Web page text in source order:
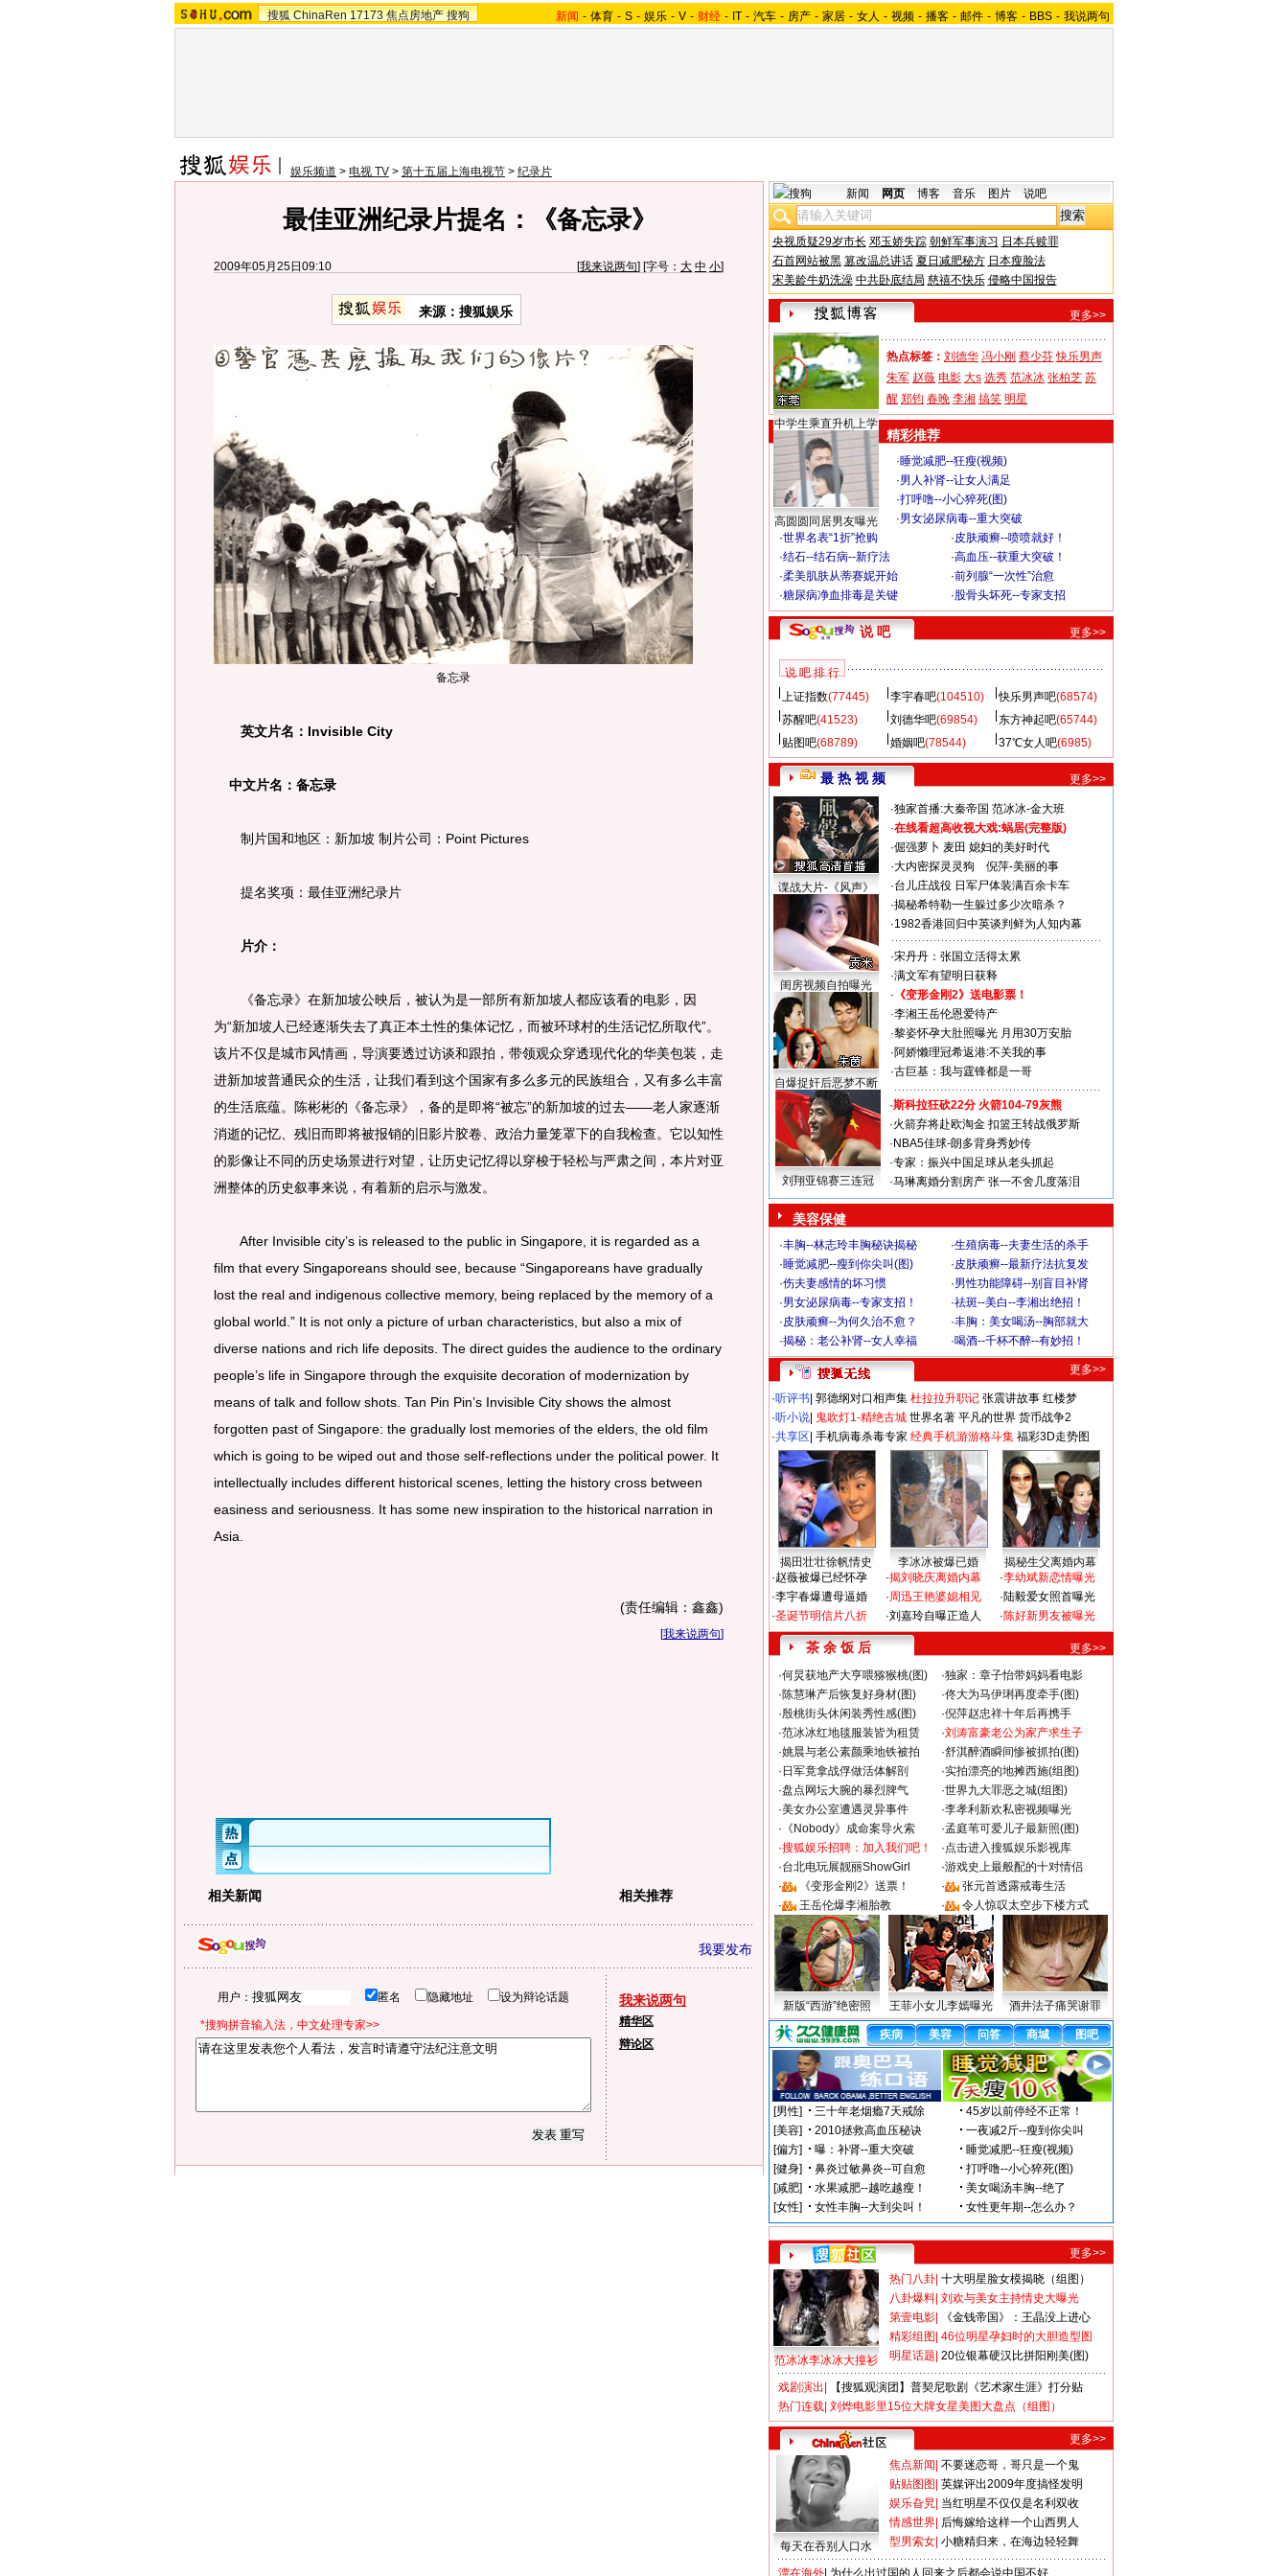
搜狐 ChinaRen 17173 焦点房地产 搜狗 新闻 - 体育 - S - 娱乐 - V - 财经 - IT - 汽车 - 房产 - 家居 - 女人 - 视频 - 播客 - 邮件 - 博客 - BBS - 我说两句
娱乐频道 > 电视 TV > 第十五届上海电视节 > 纪录片
最佳亚洲纪录片提名：《备忘录》
2009年05月25日09:10 [我来说两句] [字号： 大 中 小]
来源： 搜狐娱乐
备忘录
英文片名：Invisible City
中文片名：备忘录
制片国和地区：新加坡 制片公司：Point Pictures
提名奖项：最佳亚洲纪录片
片介：
《备忘录》在新加坡公映后，被认为是一部所有新加坡人都应该看的电影，因
为“新加坡人已经逐渐失去了真正本土性的集体记忆，而被环球村的生活记忆所取代”。
该片不仅是城市风情画，导演要透过访谈和跟拍，带领观众穿透现代化的华美包装，走
进新加坡普通民众的生活，让我们看到这个国家有多么多元的民族组合，又有多么丰富
的生活底蕴。陈彬彬的《备忘录》，备的是即将“被忘”的新加坡的过去——老人家逐渐
消逝的记忆、残旧而即将被报销的旧影片胶卷、政治力量笼罩下的自我检查。它以知性
的影像让不同的历史场景进行对望，让历史记忆得以穿梭于轻松与严肃之间，本片对亚
洲整体的历史叙事来说，有着新的启示与激发。
After Invisible city’s is released to the public in Singapore, it is regarded as a
film that every Singaporeans should see, because “Singaporeans have gradually
lost the real and indigenous collective memory, being replaced by the memory of a
global world.” It is not only a picture of urban characteristics, but also a mix of
diverse nations and rich life deposits. The direct guides the audience to the ordinary
people’s life in Singapore through the exquisite decoration of modernization by
means of talk and follow shots. Tan Pin Pin’s Invisible City shows the almost
forgotten past of Singapore: the gradually lost memories of the elders, the old film
which is going to be wiped out and those self-reflections under the political power. It
intellectually includes different historical scenes, letting the history cross between
easiness and seriousness. It has some new inspiration to the historical narration in
Asia.
(责任编辑：鑫鑫)
[我来说两句]
相关新闻 相关推荐
我要发布
用户： 匿名 隐藏地址 设为辩论话题
*搜狗拼音输入法，中文处理专家>>
我来说两句
精华区
辩论区
新闻 网页 博客 音乐 图片 说吧
央视质疑29岁市长 邓玉娇失踪 朝鲜军事演习 日本兵赎罪
石首网站被黑 篡改温总讲话 夏日减肥秘方 日本瘦脸法
宋美龄牛奶洗澡 中共卧底结局 慈禧不快乐 侵略中国报告
更多>>
中学生乘直升机上学
高圆圆同居男友曝光
热点标签： 刘德华 冯小刚 蔡少芬 快乐男声
朱军 赵薇 电影 大s 选秀 范冰冰 张柏芝 苏
醒 郑钧 春晚 李湘 搞笑 明星
精彩推荐
·睡觉减肥--狂瘦(视频)
·男人补肾--让女人满足
·打呼噜--小心猝死(图)
·男女泌尿病毒--重大突破
·世界名表“1折”抢购 ·皮肤顽癣--喷喷就好！
·结石--结石病--新疗法 ·高血压--获重大突破！
·柔美肌肤从蒂赛妮开始 ·前列腺“一次性”治愈
·糖尿病净血排毒是关键 ·股骨头坏死--专家支招
说 吧 更多>>
说 吧 排 行
上证指数(77445) 李宇春吧(104510) 快乐男声吧(68574)
苏醒吧(41523) 刘德华吧(69854) 东方神起吧(65744)
贴图吧(68789) 婚姻吧(78544) 37℃女人吧(6985)
最 热 视 频 更多>>
谍战大片-《风声》
闺房视频自拍曝光
自爆捉奸后恶梦不断
·独家首播:大秦帝国 范冰冰-金大班
·在线看超高收视大戏:蜗居(完整版)
·倔强萝卜 麦田 媳妇的美好时代
·大内密探灵灵狗
倪萍-美丽的事
·台儿庄战役 日军尸体装满百余卡车
·揭秘希特勒一生躲过多少次暗杀？
·1982香港回归中英谈判鲜为人知内幕
·宋丹丹：张国立活得太累
·满文军有望明日获释
· 《变形金刚2》送电影票！
·李湘王岳伦恩爱待产
·黎姿怀孕大肚照曝光 月用30万安胎
·阿娇懒理冠希返港:不关我的事
·古巨基：我与霆锋都是一哥
刘翔亚锦赛三连冠
·斯科拉狂砍22分 火箭104-79灰熊
·火箭弃将赴欧淘金 扣篮王转战俄罗斯
· NBA5佳球-朗多背身秀妙传
·专家：振兴中国足球从老头抓起
·马琳离婚分割房产 张一不舍几度落泪
美容保健
·丰胸--林志玲丰胸秘诀揭秘 ·生殖病毒--夫妻生活的杀手
·睡觉减肥--瘦到你尖叫(图) ·皮肤顽癣--最新疗法抗复发
·伤夫妻感情的坏习惯 ·男性功能障碍--别盲目补肾
·男女泌尿病毒--专家支招！ ·祛斑--美白--李湘出绝招！
·皮肤顽癣--为何久治不愈？ ·丰胸：美女喝汤--胸部就大
·揭秘：老公补肾--女人幸福 ·喝酒--千杯不醉--有妙招！
更多>>
·听评书 郭德纲对口相声集 杜拉拉升职记 张震讲故事 红楼梦
·听小说 鬼吹灯1-精绝古城 世界名著 平凡的世界 货币战争2
·共享区 手机病毒杀毒专家 经典手机游游格斗集 福彩3D走势图
揭田壮壮徐帆情史 李冰冰被爆已婚
揭秘生父离婚内幕
·赵薇被爆已经怀孕
·李宇春爆遭母逼婚
·圣诞节明信片八折
·揭刘晓庆离婚内幕
·周迅王艳婆媳相见
·刘嘉玲自曝正造人
·李幼斌新恋情曝光
·陆毅爱女照首曝光
·陈好新男友被曝光
茶 余 饭 后
更多>>
·何炅获地产大亨喂猕猴桃(图) ·独家：章子怡带妈妈看电影
·陈慧琳产后恢复好身材(图) ·佟大为马伊琍再度牵手(图)
·殷桃街头休闲装秀性感(图) ·倪萍赵忠祥十年后再携手
·范冰冰红地毯服装皆为租赁 ·刘涛富豪老公为家产求生子
·姚晨与老公素颜乘地铁被拍 ·舒淇醉酒瞬间惨被抓拍(图)
· 日军竟拿战俘做活体解剖 ·实拍漂亮的地摊西施(组图)
·盘点网坛大腕的暴烈脾气 ·世界九大罪恶之城(组图)
·美女办公室遭遇灵异事件 ·李孝利新欢私密视频曝光
· 《Nobody》成命案导火索 ·孟庭苇可爱儿子最新照(图)
·搜狐娱乐招聘：加入我们吧！ ·点击进入搜狐娱乐影视库
·台北电玩展靓丽ShowGirl ·游戏史上最般配的十对情侣
·
《变形金刚2》送票！ ·
张元首透露戒毒生活
·
王岳伦爆李湘胎教 · 令人惊叹太空步下楼方式
新版“西游”绝密照 王菲小女儿李嫣曝光 酒井法子痛哭谢罪
更多>>
范冰冰李冰冰大撞衫
热门八卦 十大明星脸女模揭晓（组图）
八卦爆料 刘欢与美女主持情史大曝光
第壹电影
《金钱帝国》：王晶没上进心
精彩组图 46位明星孕妇时的大胆造型图
明星话题 20位银幕硬汉比拼阳刚美(图)
戏剧演出
【搜狐观演团】普契尼歌剧《艺术家生涯》打分贴
热门连载 刘烨电影里15位大牌女星美图大盘点（组图）
更多>>
每天在吞别人口水
焦点新闻 不要迷恋哥，哥只是一个鬼
贴贴图图 英媒评出2009年度搞怪发明
娱乐旮旯 当红明星不仅仅是名利双收
情感世界 后悔嫁给这样一个山西男人
型男索女 小糖精归来，在海边轻轻舞
漂在海外 为什么出过国的人回来之后都会说中国不好